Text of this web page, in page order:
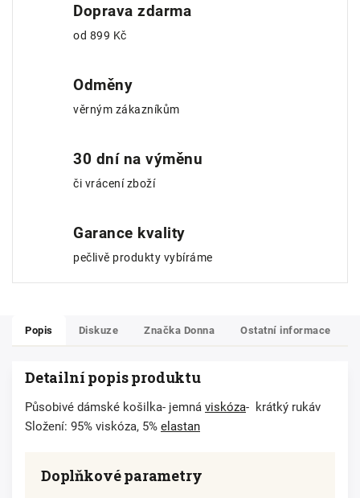
Doprava zdarma
od 899 Kč
Odměny
věrným zákazníkům
30 dní na výměnu
či vrácení zboží
Garance kvality
pečlivě produkty vybíráme
Popis Diskuze Značka Donna Ostatní informace
Detailní popis produktu
Působivé dámské košilka- jemná viskóza- krátký rukáv
Složení: 95% viskóza, 5% elastan
Doplňkové parametry